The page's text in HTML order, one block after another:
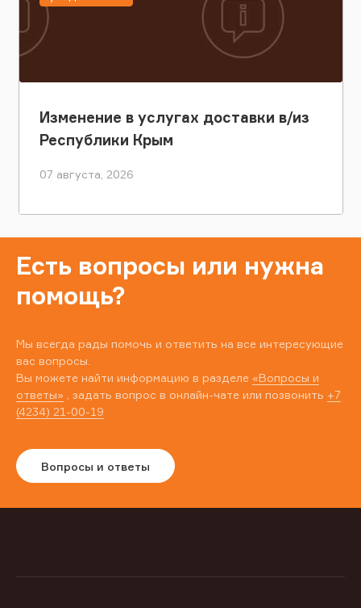
Изменение в услугах доставки в/из
Республики Крым
07 августа, 2026
Есть вопросы или нужна
помощь?
Мы всегда рады помочь и ответить на все интересующие
вас вопросы.
Вы можете найти информацию в разделе «Вопросы и
ответы» , задать вопрос в онлайн-чате или позвонить +7
(4234) 21-00-19
Вопросы и ответы